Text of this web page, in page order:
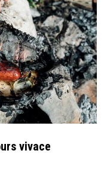
vivace